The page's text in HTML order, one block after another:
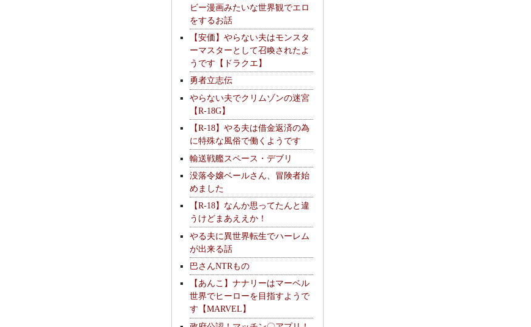
ビー漫画みたいな世界観でエロ
をするお話
【安価】やらない夫はモンスタ
ーマスターとして召喚されたよ
うです【ドラクエ】
勇者立志伝
やらない夫でクリムゾンの迷宮
【R-18G】
【R-18】やる夫は借金返済の為
に特殊な風俗で働くようです
輸送戦艦スペース・デブリ
没落令嬢ベールさん、冒険者始
めました
【R-18】なんか思ってたんと違
うけどまあええか！
やる夫に異世界転生でハーレム
が出来る話
巴さんNTRもの
【あんこ】ナナリーはマーベル
世界でヒーローを目指すようで
す【MARVEL】